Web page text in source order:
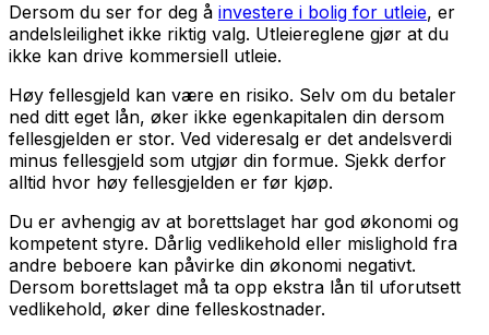
Dersom du ser for deg å investere i bolig for utleie, er
andelsleilighet ikke riktig valg. Utleiereglene gjør at du
ikke kan drive kommersiell utleie.
Høy fellesgjeld kan være en risiko. Selv om du betaler
ned ditt eget lån, øker ikke egenkapitalen din dersom
fellesgjelden er stor. Ved videresalg er det andelsverdi
minus fellesgjeld som utgjør din formue. Sjekk derfor
alltid hvor høy fellesgjelden er før kjøp.
Du er avhengig av at borettslaget har god økonomi og
kompetent styre. Dårlig vedlikehold eller mislighold fra
andre beboere kan påvirke din økonomi negativt.
Dersom borettslaget må ta opp ekstra lån til uforutsett
vedlikehold, øker dine felleskostnader.